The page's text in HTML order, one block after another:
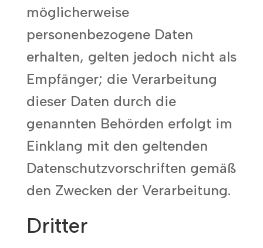
möglicherweise
personenbezogene Daten
erhalten, gelten jedoch nicht als
Empfänger; die Verarbeitung
dieser Daten durch die
genannten Behörden erfolgt im
Einklang mit den geltenden
Datenschutzvorschriften gemäß
den Zwecken der Verarbeitung.
Dritter